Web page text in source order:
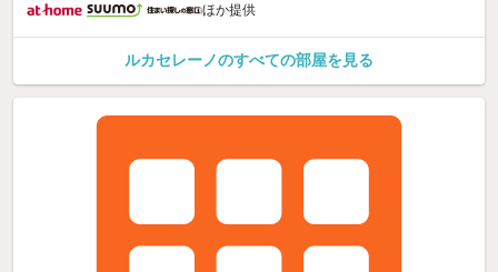
ほか提供
ルカセレーノのすべての部屋を見る